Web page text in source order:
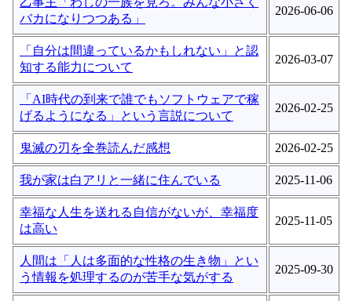
バカになりつつある」
2026-06-06
「自分は間違っているかもしれない」と認
知する能力について
2026-03-07
「AI時代の到来で誰でもソフトウェアで稼
げるようになる」という言説について
2026-02-25
鬼滅の刃を全巻読んだ感想 2026-02-25
我が家は白アリと一緒に住んでいる 2025-11-06
幸福な人生を送れる自信がないが、幸福度
は高い
2025-11-05
人間は「人は多面的な性格の生き物」とい
う情報を処理するのが苦手な気がする
2025-09-30